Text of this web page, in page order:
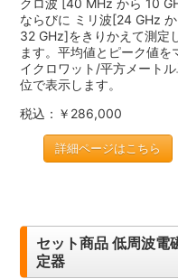
ならびに ミリ波[24 GHz か
32 GHz]をきりかえて測定
ます。平均値とピーク値を
イクロワット/平方メート
位で表示します。
税込：￥286,000
詳細ページはこちら
セット商品 低周波電
定器